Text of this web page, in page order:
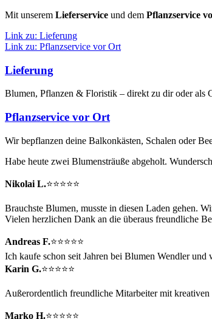
Mit unserem Lieferservice und dem Pflanzservice
Link zu: Lieferung
Link zu: Pflanzservice vor Ort
Lieferung
Blumen, Pflanzen & Floristik – direkt zu dir oder als
Pflanzservice vor Ort
Wir bepflanzen deine Balkonkästen, Schalen oder
Habe heute zwei Blumensträuße abgeholt.
Nikolai L.⭐⭐⭐⭐⭐
Brauchste Blumen, musste in diesen Laden gehen.
Vielen herzlichen Dank an die überaus freundliche
Andreas F.⭐⭐⭐⭐⭐
Ich kaufe schon seit Jahren bei Blumen Wendler
Karin G.⭐⭐⭐⭐⭐
Außerordentlich freundliche Mitarbeiter mit
Marko H.⭐⭐⭐⭐⭐